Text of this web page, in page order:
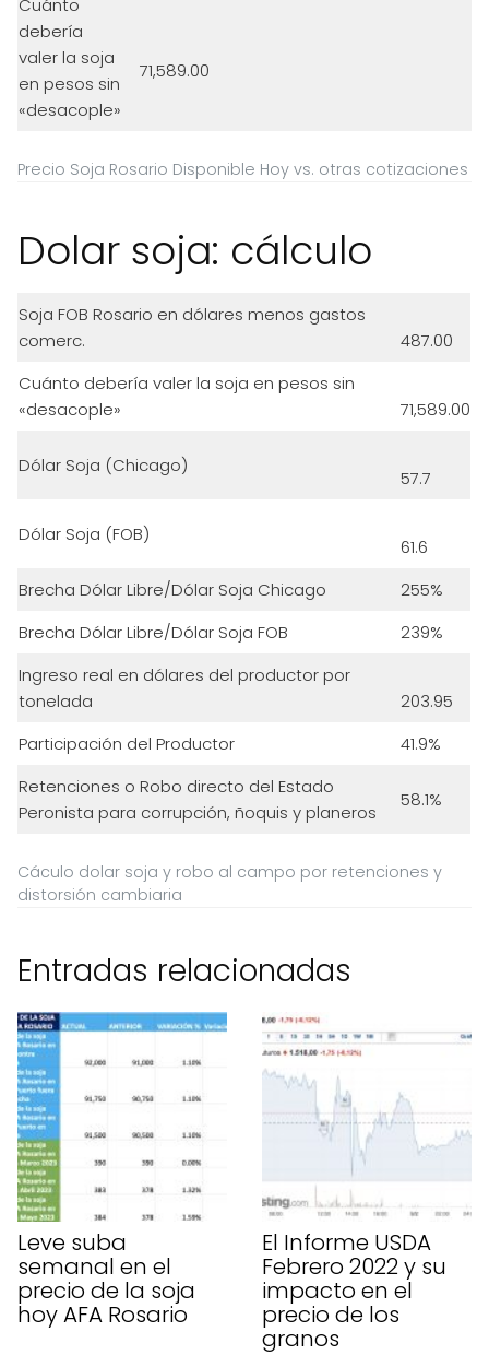
debería
valer la soja
en pesos sin
«desacople»
71,589.00
Precio Soja Rosario Disponible Hoy vs. otras cotizaciones
Dolar soja: cálculo
Soja FOB Rosario en dólares menos gastos
comerc.
487.00
Cuánto debería valer la soja en pesos sin
«desacople»
71,589.00
Dólar Soja (Chicago)
57.7
Dólar Soja (FOB)
61.6
Brecha Dólar Libre/Dólar Soja Chicago
255%
Brecha Dólar Libre/Dólar Soja FOB
239%
Ingreso real en dólares del productor por
tonelada
203.95
Participación del Productor
41.9%
Retenciones o Robo directo del Estado
Peronista para corrupción, ñoquis y planeros
58.1%
Cáculo dolar soja y robo al campo por retenciones y
distorsión cambiaria
Entradas relacionadas
Leve suba
semanal en el
precio de la soja
hoy AFA Rosario
El Informe USDA
Febrero 2022 y su
impacto en el
precio de los
granos